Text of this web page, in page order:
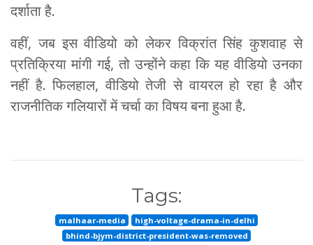
दर्शाता है.
वहीं, जब इस वीडियो को लेकर विक्रांत सिंह कुशवाह से
प्रतिक्रिया मांगी गई, तो उन्होंने कहा कि यह वीडियो उनका
नहीं है. फिलहाल, वीडियो तेजी से वायरल हो रहा है और
राजनीतिक गलियारों में चर्चा का विषय बना हुआ है.
Tags:
malhaar-media
high-voltage-drama-in-delhi
bhind-bjym-district-president-was-removed